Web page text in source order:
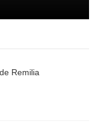
Remilia